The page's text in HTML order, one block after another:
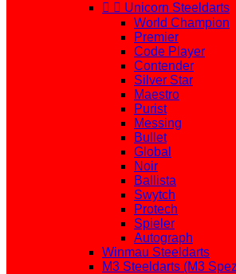
  Unicorn Steeldarts
World Champion
Premier
Code Player
Contender
Silver Star
Maestro
Purist
Messing
Bullet
Global
Noir
Ballista
Swytch
Protech
Spieler
Autograph
Winmau Steeldarts
M3 Steeldarts (M3